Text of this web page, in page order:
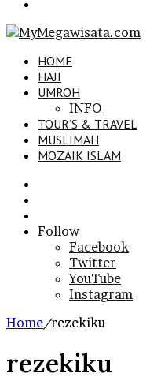
HOME
HAJI
UMROH
INFO
TOUR’S & TRAVEL
MUSLIMAH
MOZAIK ISLAM
In
Follow
Facebook
Twitter
YouTube
Instagram
Home/rezekiku
rezekiku